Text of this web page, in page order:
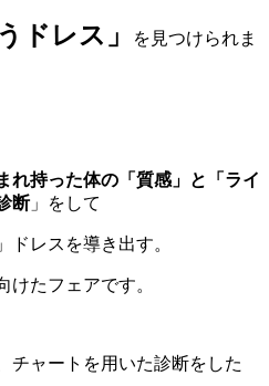
ドレス」
を見つけられま
れ持った体の「質感」と「ライ
断」をして
ドレスを導き出す。
けたフェアです。
チャートを用いた診断をした